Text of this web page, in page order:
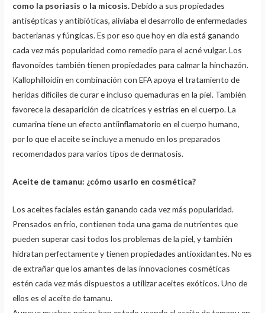
como la psoriasis o la micosis.Debido a sus propiedades
antisépticas y antibióticas, aliviaba el desarrollo de enfermedades
bacterianas y fúngicas. Es por eso que hoy en día está ganando
cada vez más popularidad como remedio para el acné vulgar. Los
flavonoides también tienen propiedades para calmar la hinchazón.
Kallophilloidin en combinación con EFA apoya el tratamiento de
heridas difíciles de curar e incluso quemaduras en la piel. También
favorece la desaparición de cicatrices y estrías en el cuerpo. La
cumarina tiene un efecto antiinflamatorio en el cuerpo humano,
por lo que el aceite se incluye a menudo en los preparados
recomendados para varios tipos de dermatosis.
Aceite de tamanu: ¿cómo usarlo en cosmética?
Los aceites faciales están ganando cada vez más popularidad.
Prensados ​​en frío, contienen toda una gama de nutrientes que
pueden superar casi todos los problemas de la piel, y también
hidratan perfectamente y tienen propiedades antioxidantes. No es
de extrañar que los amantes de las innovaciones cosméticas
estén cada vez más dispuestos a utilizar aceites exóticos. Uno de
ellos es el aceite de tamanu.